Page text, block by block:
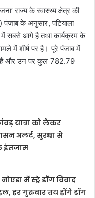
राज्य के स्वास्थ्य क्षेत्र की
के अनुसार, पटियाला
सबसे आगे है तथा कार्यक्रम के
में शीर्ष पर है। पूरे पंजाब में
हैं और उन पर कुल 782.79
यात्रा को लेकर
अलर्ट, सुरक्षा से
इंतजाम
में स्ट्रे डॉग विवाद
हर गुरुवार तय होंगे डॉग